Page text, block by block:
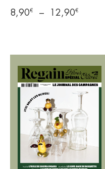
8,90€ – 12,90€
12,90€